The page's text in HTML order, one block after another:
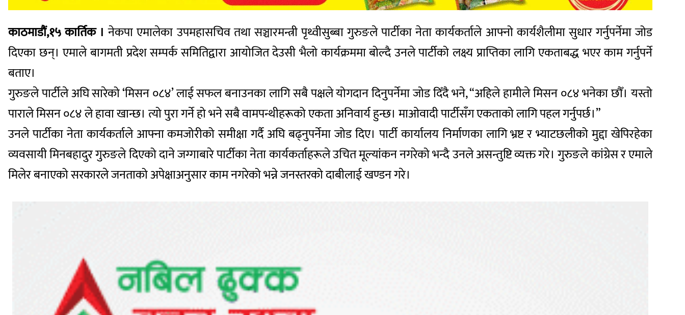
काठमाडौं,१५ कार्तिक । नेकपा एमालेका उपमहासचिव तथा सञ्चारमन्त्री पृथ्वीसुब्बा गुरुङले पार्टीका नेता कार्यकर्ताले आफ्नो कार्यशैलीमा सुधार गर्नुपर्नेमा जोड
दिएका छन्। एमाले बागमती प्रदेश सम्पर्क समितिद्वारा आयोजित देउसी भैलो कार्यक्रममा बोल्दै उनले पार्टीको लक्ष्य प्राप्तिका लागि एकताबद्ध भएर काम गर्नुपर्ने
बताए।
गुरुङले पार्टीले अघि सारेको ‘मिसन ०८४’ लाई सफल बनाउनका लागि सबै पक्षले योगदान दिनुपर्नेमा जोड दिँदै भने, “अहिले हामीले मिसन ०८४ भनेका छौँ। यस्तो
पाराले मिसन ०८४ ले हावा खान्छ। त्यो पुरा गर्ने हो भने सबै वामपन्थीहरूको एकता अनिवार्य हुन्छ। माओवादी पार्टीसँग एकताको लागि पहल गर्नुपर्छ।”
उनले पार्टीका नेता कार्यकर्ताले आफ्ना कमजोरीको समीक्षा गर्दै अघि बढ्नुपर्नेमा जोड दिए। पार्टी कार्यालय निर्माणका लागि भ्रष्ट र भ्याटछलीको मुद्दा खेपिरहेका
व्यवसायी मिनबहादुर गुरुङले दिएको दाने जग्गाबारे पार्टीका नेता कार्यकर्ताहरूले उचित मूल्यांकन नगरेको भन्दै उनले असन्तुष्टि व्यक्त गरे। गुरुङले कांग्रेस र एमाले
मिलेर बनाएको सरकारले जनताको अपेक्षाअनुसार काम नगरेको भन्ने जनस्तरको दाबीलाई खण्डन गरे।